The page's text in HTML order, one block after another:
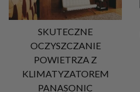
SKUTECZNE
OCZYSZCZANIE
POWIETRZA Z
KLIMATYZATOREM
PANASONIC